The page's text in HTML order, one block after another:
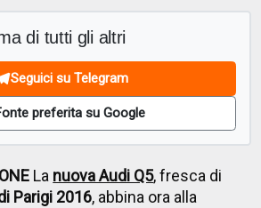
di tutti gli altri
Seguici su Telegram
preferita su Google
La nuova Audi Q5, fresca di
Parigi 2016, abbina ora alla